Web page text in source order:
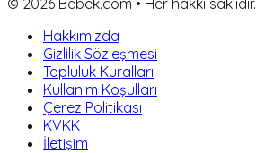
Hakkımızda
Gizlilik Sözleşmesi
Topluluk Kuralları
Kullanım Koşulları
Çerez Politikası
KVKK
İletişim